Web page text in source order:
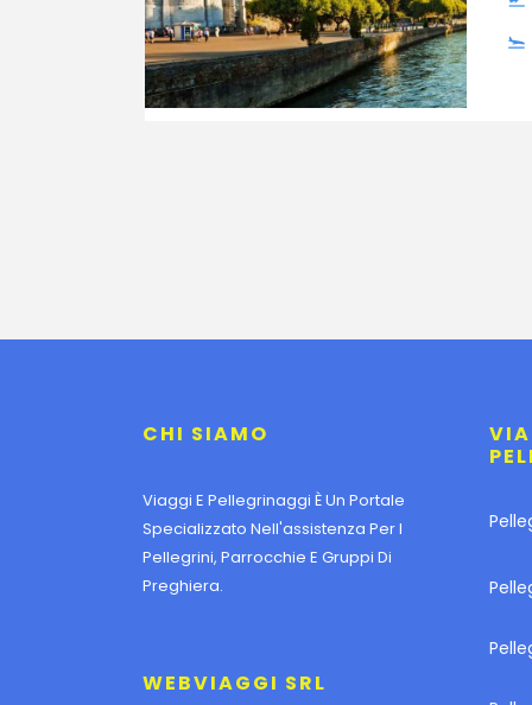
CHI SIAMO
Viaggi E Pellegrinaggi È Un Portale
Specializzato Nell'assistenza Per I
Pellegrini, Parrocchie E Gruppi Di
Preghiera.
WEBVIAGGI SRL